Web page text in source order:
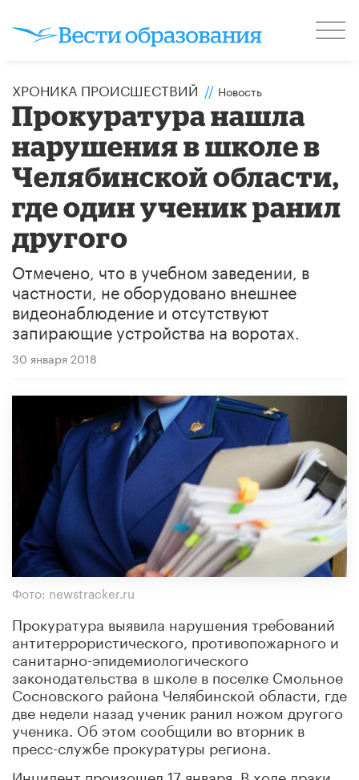
ХРОНИКА ПРОИСШЕСТВИЙ // Новость
Прокуратура нашла
нарушения в школе в
Челябинской области,
где один ученик ранил
другого
Отмечено, что в учебном заведении, в
частности, не оборудовано внешнее
видеонаблюдение и отсутствуют
запирающие устройства на воротах.
30 января 2018
Фото: newstracker.ru
Прокуратура выявила нарушения требований
антитеррористического, противопожарного и
санитарно-эпидемиологического
законодательства в школе в поселке Смольное
Сосновского района Челябинской области, где
две недели назад ученик ранил ножом другого
ученика. Об этом сообщили во вторник в
пресс-службе прокуратуры региона.
Инцидент произошел 17 января. В ходе драки